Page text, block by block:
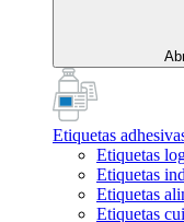
Etiquetas
Etiquetas
Etiquetas
Etiquetas
Etiquetas